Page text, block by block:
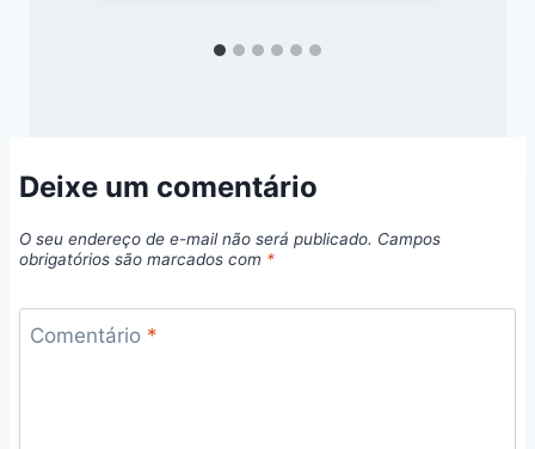
Deixe um comentário
O seu endereço de e-mail não será publicado. Campos
obrigatórios são marcados com *
Comentário *